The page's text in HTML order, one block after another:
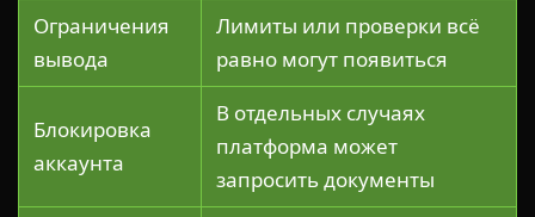
Ограничения
вывода
Лимиты или проверки всё
равно могут появиться
Блокировка
аккаунта
В отдельных случаях
платформа может
запросить документы